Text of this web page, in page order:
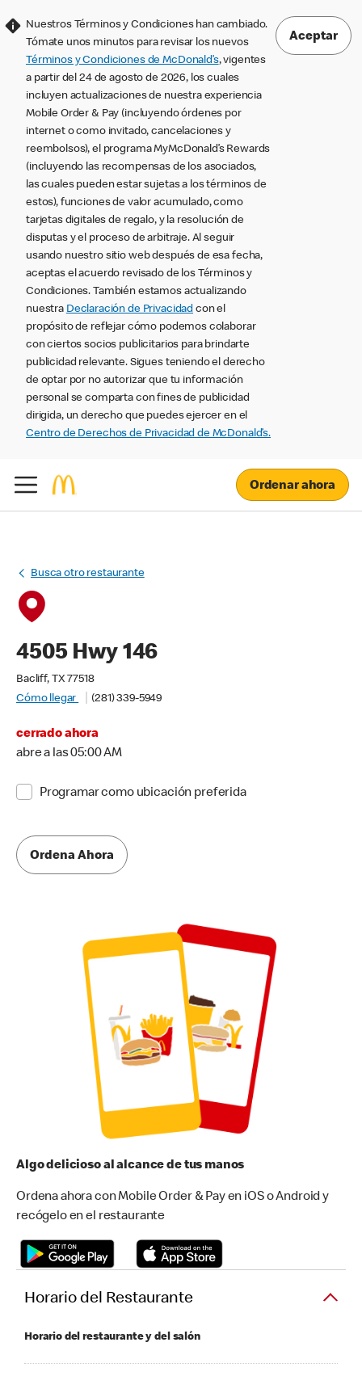
Nuestros Términos y Condiciones han cambiado.
Tómate unos minutos para revisar los nuevos
Términos y Condiciones de McDonald’s, vigentes
a partir del 24 de agosto de 2026, los cuales
incluyen actualizaciones de nuestra experiencia
Mobile Order & Pay (incluyendo órdenes por
internet o como invitado, cancelaciones y
reembolsos), el programa MyMcDonald’s Rewards
(incluyendo las recompensas de los asociados,
las cuales pueden estar sujetas a los términos de
estos), funciones de valor acumulado, como
tarjetas digitales de regalo, y la resolución de
disputas y el proceso de arbitraje. Al seguir
usando nuestro sitio web después de esa fecha,
aceptas el acuerdo revisado de los Términos y
Condiciones. También estamos actualizando
nuestra Declaración de Privacidad con el
propósito de reflejar cómo podemos colaborar
con ciertos socios publicitarios para brindarte
publicidad relevante. Sigues teniendo el derecho
de optar por no autorizar que tu información
personal se comparta con fines de publicidad
dirigida, un derecho que puedes ejercer en el
Centro de Derechos de Privacidad de McDonald’s.
Aceptar
Ordenar ahora
Busca otro restaurante
4505 Hwy 146
Bacliff, TX 77518
Cómo llegar
(281) 339-5949
cerrado ahora
abre a las 05:00 AM
Programar como ubicación preferida
Ordena Ahora
Algo delicioso al alcance de tus manos
Ordena ahora con Mobile Order & Pay en iOS o Android y
recógelo en el restaurante
Horario del Restaurante
Horario del restaurante y del salón